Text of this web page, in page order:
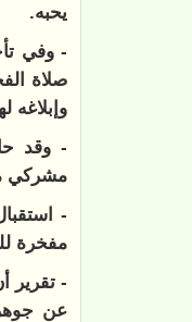
يحبه.
- وفي
صلاة
وإبلاغه
- وقد
مشركي
-
مفخرة
- تقرير
عن جوهر